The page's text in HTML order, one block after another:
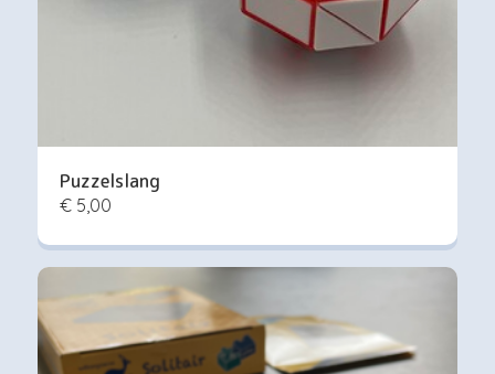
Puzzelslang
€ 5,00